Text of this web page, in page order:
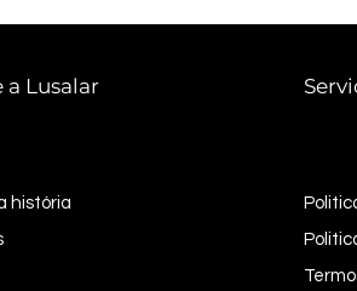
a Lusalar
história